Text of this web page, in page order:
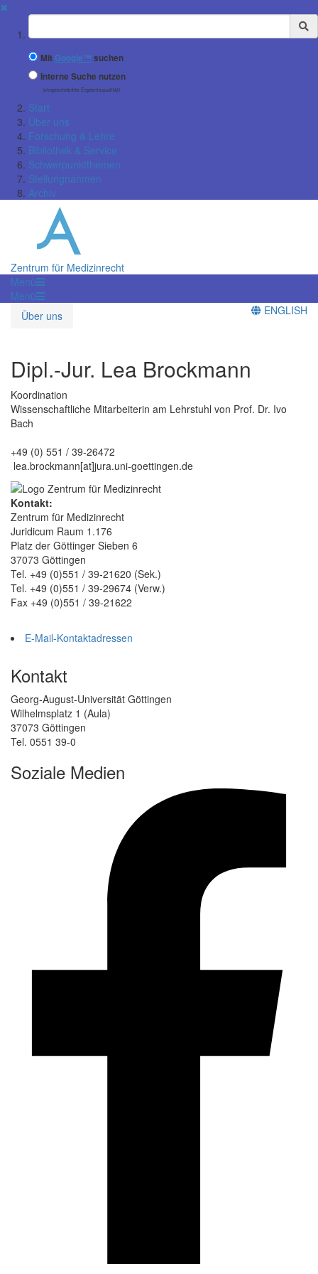
✖
Suchbegriff
Mit Google™ suchen
Interne Suche nutzen
(eingeschränkte Ergebnisqualität)
Start
Über uns
Forschung & Lehre
Bibliothek & Service
Schwerpunktthemen
Stellungnahmen
Archiv
Zentrum für Medizinrecht
Menü
Menü
Über uns
ENGLISH
Dipl.-Jur. Lea Brockmann
Koordination
Wissenschaftliche Mitarbeiterin am Lehrstuhl von Prof. Dr. Ivo
Bach
+49 (0) 551 / 39-26472
lea.brockmann[at]jura.uni-goettingen.de
Kontakt:
Zentrum für Medizinrecht
Juridicum Raum 1.176
Platz der Göttinger Sieben 6
37073 Göttingen
Tel. +49 (0)551 / 39-21620 (Sek.)
Tel. +49 (0)551 / 39-29674 (Verw.)
Fax +49 (0)551 / 39-21622
E-Mail-Kontaktadressen
Kontakt
Georg-August-Universität Göttingen
Wilhelmsplatz 1 (Aula)
37073 Göttingen
Tel. 0551 39-0
Soziale Medien